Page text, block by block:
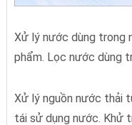
Xử lý nước dùng trong
phẩm. Lọc nước dùng
Xử lý nguồn nước thải
tái sử dụng nước. Khử